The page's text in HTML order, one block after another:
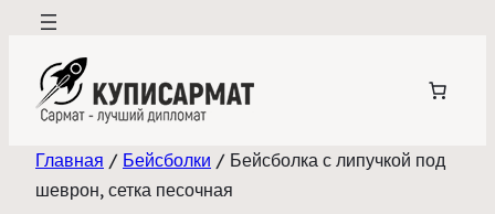
Перейти
содержимому
Главная / Бейсболки / Бейсболка с липучкой под
шеврон, сетка песочная